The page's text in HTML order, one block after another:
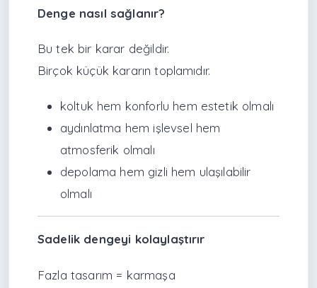
Denge nasıl sağlanır?
Bu tek bir karar değildir.
Birçok küçük kararın toplamıdır.
koltuk hem konforlu hem estetik olmalı
aydınlatma hem işlevsel hem
atmosferik olmalı
depolama hem gizli hem ulaşılabilir
olmalı
Sadelik dengeyi kolaylaştırır
Fazla tasarım = karmaşa